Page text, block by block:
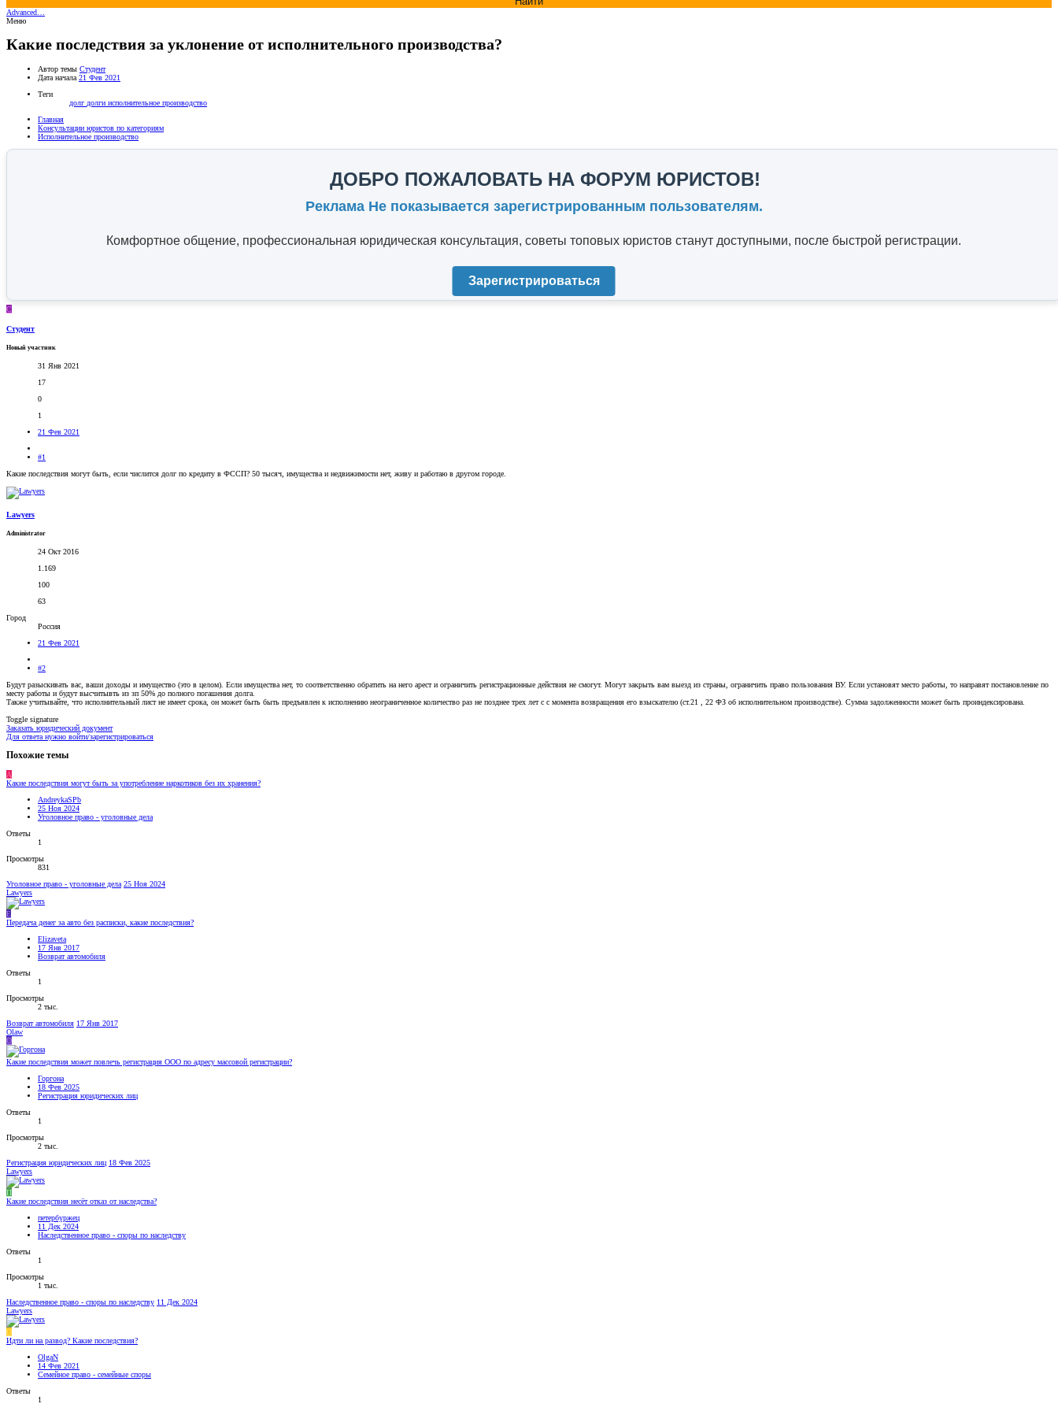
Advanced…
Меню
Какие последствия за уклонение от исполнительного производства?
Автор темы Студент
Дата начала 21 Фев 2021
Теги
долг долги исполнительное производство
Главная
Консультации юристов по категориям
Исполнительное производство
ДОБРО ПОЖАЛОВАТЬ НА ФОРУМ ЮРИСТОВ!
Реклама Не показывается зарегистрированным пользователям.
Комфортное общение, профессиональная юридическая консультация, советы топовых юристов станут доступными, после быстрой регистрации.
Зарегистрироваться
С
Студент
Новый участник
31 Янв 2021
17
0
1
21 Фев 2021
#1
Какие последствия могут быть, если числится долг по кредиту в ФССП? 50 тысяч, имущества и недвижимости нет, живу и работаю в другом городе.
Lawyers
Administrator
24 Окт 2016
1.169
100
63
Город
Россия
21 Фев 2021
#2
Будут разыскивать вас, ваши доходы и имущество (это в целом). Если имущества нет, то соответственно обратить на него арест и ограничить регистрационные действия не смогут. Могут закрыть вам выезд из страны, ограничить право пользования ВУ. Если установят место работы, то направят постановление по
месту работы и будут высчитывть из зп 50% до полного погашения долга.
Также учитывайте, что исполнительный лист не имеет срока, он может быть быть предъявлен к исполнению неограниченное количество раз не позднее трех лет с с момента возвращения его взыскателю (ст.21 , 22 ФЗ об исполнительном производстве). Сумма задолженности может быть проиндексирована.
Toggle signature
Заказать юридический документ
Для ответа нужно войти/зарегистрироваться
Похожие темы
A
Какие последствия могут быть за употребление наркотиков без их хранения?
AndreykaSPb
25 Ноя 2024
Уголовное право - уголовные дела
Ответы
1
Просмотры
831
Уголовное право - уголовные дела 25 Ноя 2024
Lawyers
E
Передача денег за авто без расписки, какие последствия?
Elizaveta
17 Янв 2017
Возврат автомобиля
Ответы
1
Просмотры
2 тыс.
Возврат автомобиля 17 Янв 2017
Olaw
O
Какие последствия может повлечь регистрация ООО по адресу массовой регистрации?
Горгона
18 Фев 2025
Регистрация юридических лиц
Ответы
1
Просмотры
2 тыс.
Регистрация юридических лиц 18 Фев 2025
Lawyers
П
Какие последствия несёт отказ от наследства?
петербуржец
11 Дек 2024
Наследственное право - споры по наследству
Ответы
1
Просмотры
1 тыс.
Наследственное право - споры по наследству 11 Дек 2024
Lawyers
O
Идти ли на развод? Какие последствия?
OlgaN
14 Фев 2021
Семейное право - семейные споры
Ответы
1